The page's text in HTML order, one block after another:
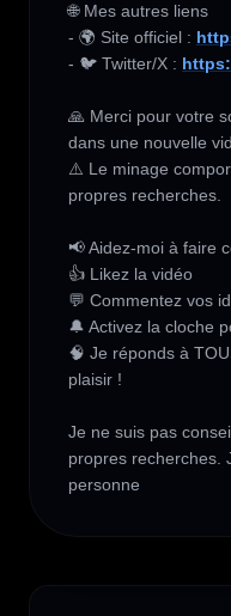
🌐 Mes autres liens
- 🌍 Site officiel :
- 🐦 Twitter/X :
🙏 Merci pour votre
dans une nouvelle
⚠️ Le minage
propres recherches.
📢 Aidez-moi à faire
👍 Likez la vidéo
💬 Commentez vos
🔔 Activez la cloche
🧠 Je réponds à
plaisir !
Je ne suis pas
propres recherches.
personne